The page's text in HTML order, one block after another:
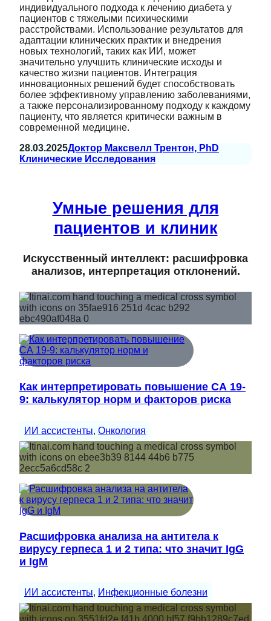
индивидуального подхода к лечению диабета у
пациентов с тяжелыми психическими
расстройствами. Использование результатов для
адаптации клинических практик и внедрения
новых технологий, таких как ИИ, может
значительно улучшить клинические исходы и
качество жизни пациентов. Интеграция
инновационных решений будет способствовать
более эффективному управлению заболеваниями,
а также персонализированному подходу к каждому
пациенту, что является критически важным в
современной медицине.
28.03.2025Доктор Максвелл Трентон, PhD
Клинические Исследования
Умные решения для
пациентов и клиник
Искусственный интеллект: расшифровка
анализов, интерпретация отклонений.
Как интерпретировать повышение СА 19-
9: калькулятор норм и факторов риска
ИИ ассистенты, Онкология
Расшифровка анализа на антитела к
вирусу герпеса 1 и 2 типа: что значит IgG
и IgM
ИИ ассистенты, Инфекционные болезни